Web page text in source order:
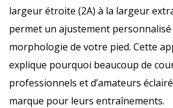
largeur étroite (2A) à la largeur
permet un ajustement personnalisé
morphologie de votre pied. Cette
explique pourquoi beaucoup de
professionnels et d’amateurs
marque pour leurs entraînements.